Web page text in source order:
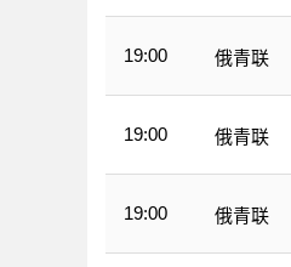
19:00 俄青联
19:00 俄青联
19:00 俄青联